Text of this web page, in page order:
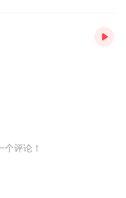
评论！